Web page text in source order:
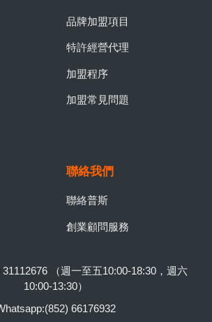
品牌加盟項目
特許經營代理
加盟程序
加盟常見問題
聯絡我們
聯絡普斯
創業顧問服務
（週一至五10:00-18:30，週六
10:00-13:30）
66176932